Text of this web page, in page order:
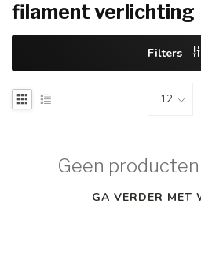
filament verlichting
Filters
Geen
GA VERDER MET